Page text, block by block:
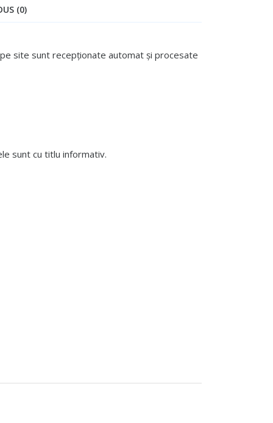
site sunt recepționate automat și procesate
sunt cu titlu informativ.
(0)